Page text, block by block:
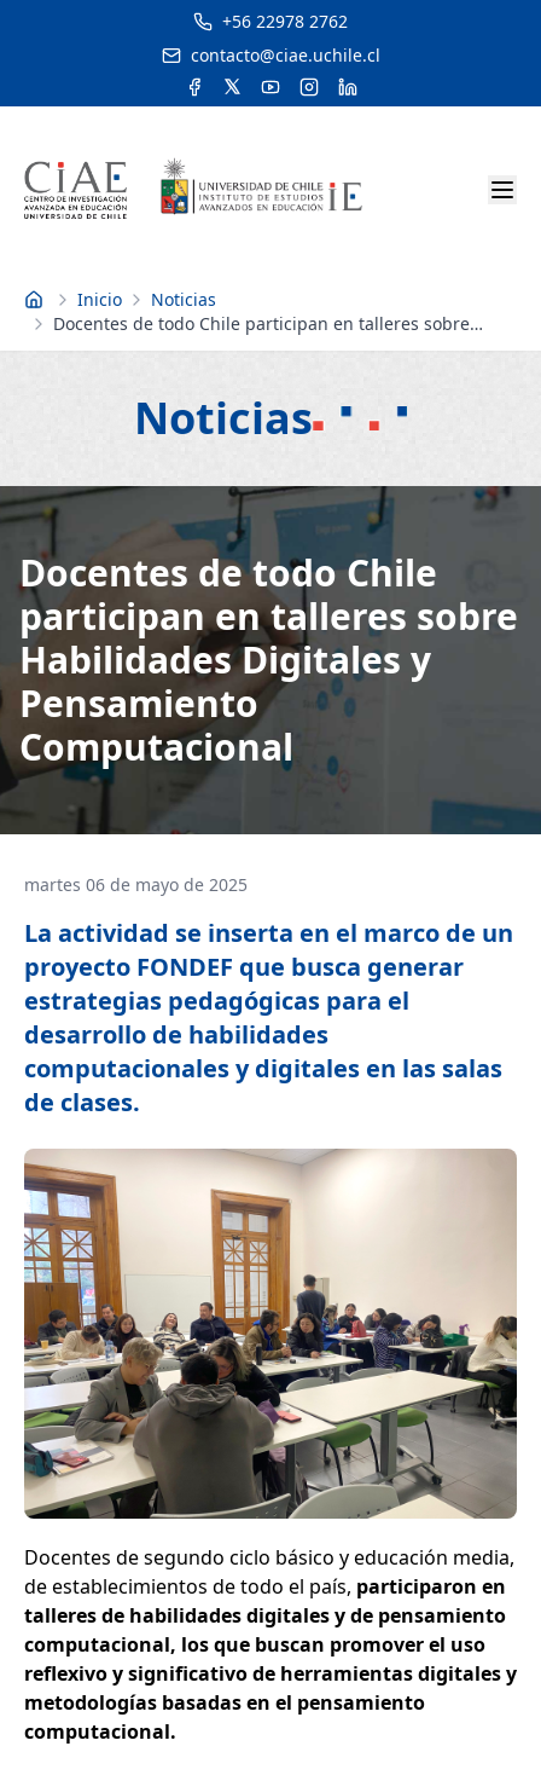
+56 22978 2762
contacto@ciae.uchile.cl
Inicio Inicio
Noticias
Docentes de todo Chile participan en talleres sobre
Habilidades Digitales y Pensamiento Computacional
Noticias
Docentes de todo Chile
participan en talleres sobre
Habilidades Digitales y
Pensamiento
Computacional
martes 06 de mayo de 2025
La actividad se inserta en el marco de un
proyecto FONDEF que busca generar
estrategias pedagógicas para el
desarrollo de habilidades
computacionales y digitales en las salas
de clases.
Docentes de segundo ciclo básico y educación media,
de establecimientos de todo el país, participaron en
talleres de habilidades digitales y de pensamiento
computacional, los que buscan promover el uso
reflexivo y significativo de herramientas digitales y
metodologías basadas en el pensamiento
computacional.